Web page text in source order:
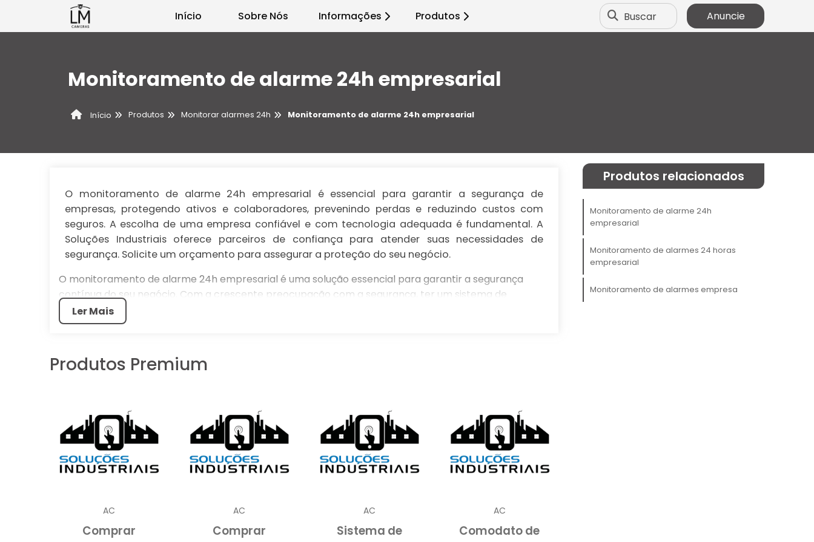
Início Sobre Nós Informações Produtos Buscar Anuncie
Monitoramento de alarme 24h empresarial
Início Produtos Monitorar alarmes 24h Monitoramento de alarme 24h empresarial
O monitoramento de alarme 24h empresarial é essencial para garantir a segurança de
empresas, protegendo ativos e colaboradores, prevenindo perdas e reduzindo custos com
seguros. A escolha de uma empresa confiável e com tecnologia adequada é fundamental. A
Soluções Industriais oferece parceiros de confiança para atender suas necessidades de
segurança. Solicite um orçamento para assegurar a proteção do seu negócio.
O monitoramento de alarme 24h empresarial é uma solução essencial para garantir a segurança
contínua do seu negócio. Com a crescente preocupação com a segurança, ter um sistema de
monitoramento que funcione dia e noite é fundamental para proteger seus ativos e fornecer
tranquilidade. Este serviço monitora constantemente os sinais de alarme, permitindo uma resposta
IMPORTÂNCIA DO MONITORAMENTO 24H
qualquer empresa. Em um mundo onde as ameaças à segurança estão em constante evolução,
a capacidade de responder rapidamente a incidentes é essencial para proteger ativos e
garantir a continuidade dos negócios.
Proteção Contínua:
O monitoramento 24h garante que sua empresa esteja sempre sob
A presença de um sistema de monitoramento ativo atua como um forte dissuasor contra
Ler Mais
Produtos Premium
AC
Comprar
AC
Comprar
AC
Sistema de
AC
Comodato de
Produtos relacionados
Monitoramento de alarme 24h
empresarial
Monitoramento de alarmes 24 horas
empresarial
Monitoramento de alarmes empresa